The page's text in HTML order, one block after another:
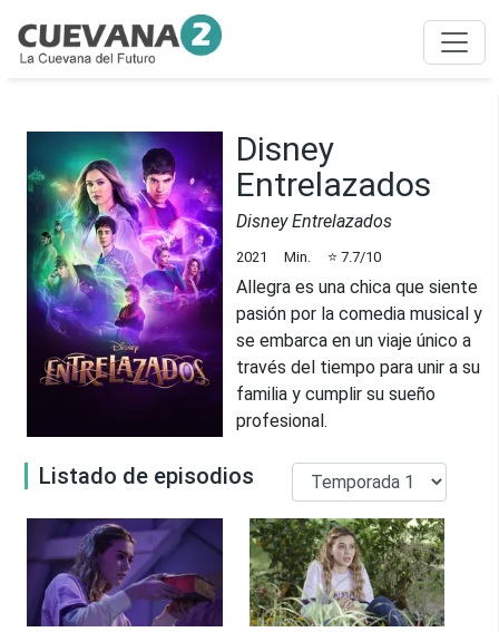
Disney
Entrelazados
Disney Entrelazados
2021 Min. ⭐ 7.7/10
Allegra es una chica que siente
pasión por la comedia musical y
se embarca en un viaje único a
través del tiempo para unir a su
familia y cumplir su sueño
profesional.
Listado de episodios